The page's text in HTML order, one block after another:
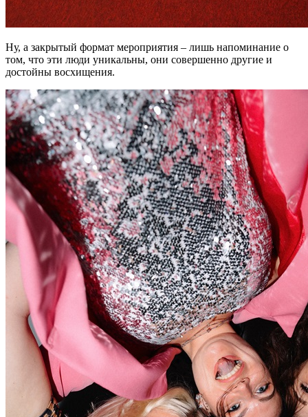
Ну, а закрытый формат мероприятия – лишь напоминание о
том, что эти люди уникальны, они совершенно другие и
достойны восхищения.